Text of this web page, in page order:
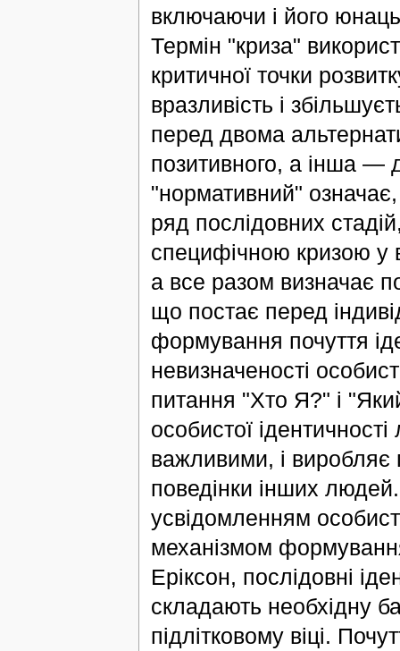
включаючи і його
Термін "криза"
критичної точки
вразливість і
перед двома
позитивного, а інша —
"нормативний"
ряд послідовних
специфічною кризою у
а все разом визначає
що постає перед
формування почуття
невизначеності
питання "Хто Я?" і
особистої
важливими, і виробляє
поведінки інших
усвідомленням
механізмом
Еріксон, послідовні
складають необхідну
підлітковому віці.